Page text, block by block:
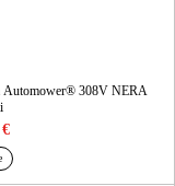
Automower® 308V NERA